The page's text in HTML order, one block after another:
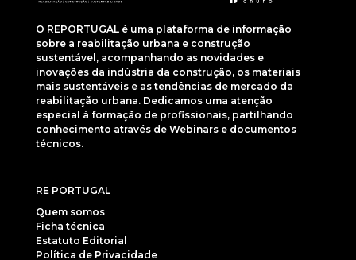
O REPORTUGAL é uma plataforma de informação
sobre a reabilitação urbana e construção
sustentável, acompanhando as novidades e
inovações da indústria da construção, os materiais
mais sustentáveis e as tendências de mercado da
reabilitação urbana. Dedicamos uma atenção
especial à formação de profissionais, partilhando
conhecimento através de Webinars e documentos
técnicos.
RE PORTUGAL
Quem somos
Ficha técnica
Estatuto Editorial
Política de Privacidade